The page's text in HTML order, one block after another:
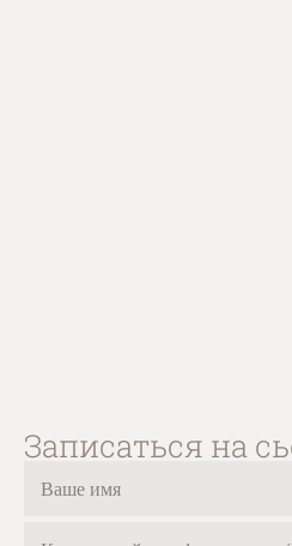
Записаться на